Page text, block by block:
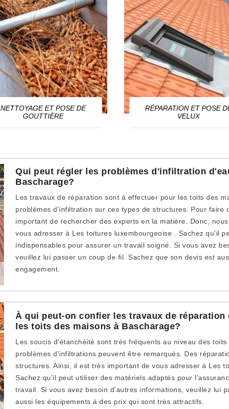
NETTOYAGE ET POSE DE
GOUTTIÈRE
RÉPARATION ET POSE
VELUX
Qui peut régler les problèmes d'infiltration
Bascharage?
Les travaux de réparation sont à effectuer pour les toits des
problèmes d'infiltration sur ces types de structures. Pour faire
important de rechercher des experts en la matière. Donc,
vous adresser à Les toitures luxembourgeoise . Sachez qu'il
indispensables pour assurer un travail soigné. Si vous avez
veuillez lui passer un coup de fil. Sachez que son devis est
engagement.
À qui peut-on confier les travaux de
les toits des maisons à Bascharage?
Les soucis d'étanchéité sont très fréquents au niveau des
problèmes d'infiltrations peuvent être remarqués. Des
structures. Ainsi, il est très important de vous adresser à Les
Sachez qu'il peut utiliser des matériels adaptés pour
travail. Si vous avez besoin d'autres informations, veuillez lui
aussi les équipements à des prix qui sont très attractifs.